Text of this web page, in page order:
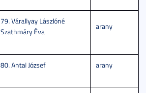
79. Várallyay Lászlóné
Szathmáry Éva
arany
80. Antal József arany